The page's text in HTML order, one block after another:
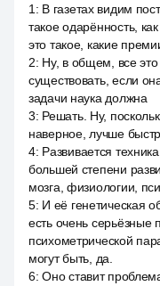
1 : В газетах видим
такое одарённость,
это такое, какие
2: Ну, в общем, все
существовать, если
задачи наука должна
3: Решать. Ну,
наверное, лучше
4: Развивается
большей степени
мозга, физиологии,
5: И её генетическая
есть очень серьёзные
психометрической
могут быть, да.
6:Оно ставит